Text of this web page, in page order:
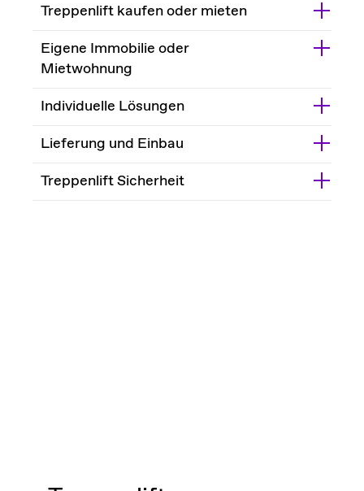
Treppenlift kaufen oder mieten
Eigene Immobilie oder
Mietwohnung
Individuelle Lösungen
Lieferung und Einbau
Treppenlift Sicherheit